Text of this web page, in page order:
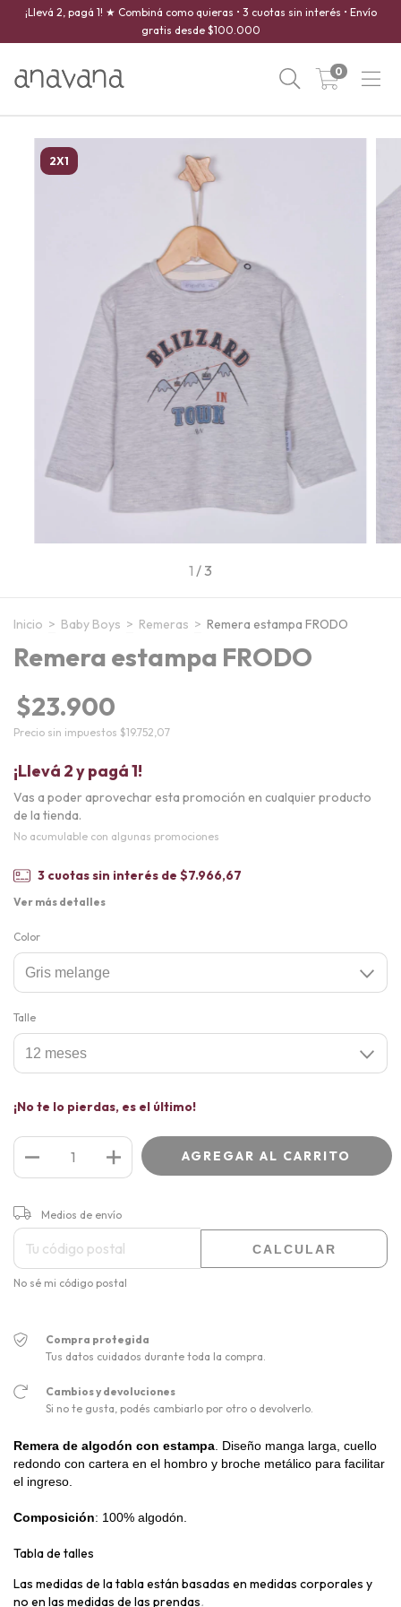
¡Llevá 2, pagá 1! ★ Combiná como quieras • 3 cuotas sin interés • Envío
gratis desde $100.000
0
2X1
1 /3
Inicio > Baby Boys > Remeras > Remera estampa FRODO
Remera estampa FRODO
$23.900
Precio sin impuestos $19.752,07
¡Llevá 2 y pagá 1!
Vas a poder aprovechar esta promoción en cualquier producto
de la tienda.
No acumulable con algunas promociones
3 cuotas sin interés de $7.966,67
Ver más detalles
Color
Talle
¡No te lo pierdas, es el último!
Entregas para el CP:
Medios de envío
CALCULAR
No sé mi código postal
Compra protegida
Tus datos cuidados durante toda la compra.
Cambios y devoluciones
Si no te gusta, podés cambiarlo por otro o devolverlo.
Remera de algodón con estampa . Diseño manga larga, cuello
redondo con cartera en el hombro y broche metálico para facilitar
el ingreso.
Composición: 100% algodón.
Tabla de talles
Las medidas de la tabla están basadas en medidas corporales y
no en las medidas de las prendas.